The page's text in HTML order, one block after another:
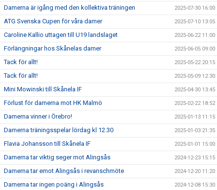
Damerna är igång med den kollektiva träningen 2025-07-30 16:00
ATG Svenska Cupen för våra damer 2025-07-10 13:05
Caroline Kallio uttagen till U19 landslaget 2025-06-22 11:00
Förlängningar hos Skånelas damer 2025-06-05 09:00
Tack för allt! 2025-05-22 20:15
Tack för allt! 2025-05-09 12:30
Mini Mowinski till Skånela IF 2025-04-30 13:45
Förlust för damerna mot HK Malmö 2025-02-22 18:52
Damerna vinner i Örebro! 2025-01-13 11:15
Damerna träningsspelar lördag kl 12.30 2025-01-03 21:35
Flavia Johansson till Skånela IF 2025-01-01 15:00
Damerna tar viktig seger mot Alingsås 2024-12-23 15:15
Damerna tar emot Alingsås i revanschmöte 2024-12-20 11:20
Damerna tar ingen poäng i Alingsås 2024-12-08 15:30